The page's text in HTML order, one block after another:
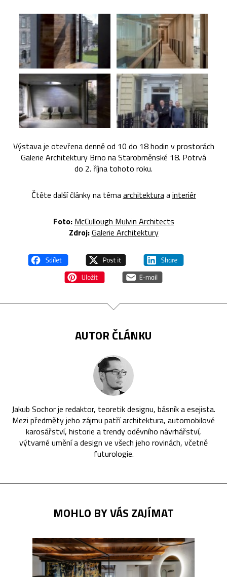
Výstava je otevřena denně od 10 do 18 hodin v prostorách
Galerie Architektury Brno na Starobrněnské 18. Potrvá
do 2. října tohoto roku.
Čtěte další články na témaarchitekturaainteriér
Foto: McCullough Mulvin Architects
Zdroj:Galerie Architektury
AUTOR ČLÁNKU
Jakub Sochor je redaktor, teoretik designu, básník a esejista.
Mezi předměty jeho zájmu patří architektura, automobilové
karosářství, historie a trendy oděvního návrhářství,
výtvarné umění a design ve všech jeho rovinách, včetně
futurologie.
MOHLO BY VÁS ZAJÍMAT